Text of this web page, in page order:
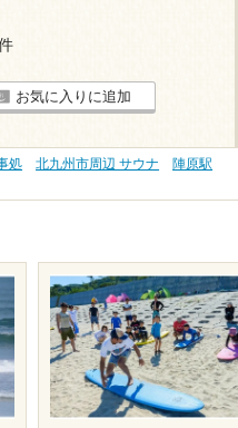
お気に入りに追加
処 北九州市周辺 サウナ 陣原駅